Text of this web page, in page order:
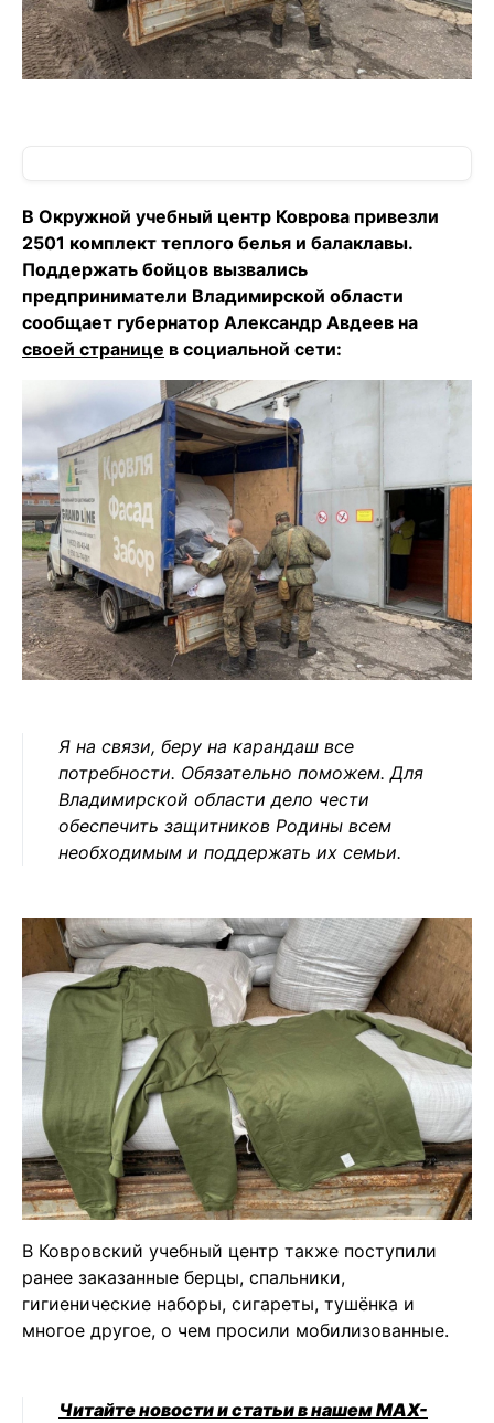
В Окружной учебный центр Коврова привезли
2501 комплект теплого белья и балаклавы.
Поддержать бойцов вызвались
предприниматели Владимирской области
сообщает губернатор Александр Авдеев на
своей странице в социальной сети:
Я на связи, беру на карандаш все
потребности. Обязательно поможем. Для
Владимирской области дело чести
обеспечить защитников Родины всем
необходимым и поддержать их семьи.
В Ковровский учебный центр также поступили
ранее заказанные берцы, спальники,
гигиенические наборы, сигареты, тушёнка и
многое другое, о чем просили мобилизованные.
Читайте новости и статьи в нашем MAX-